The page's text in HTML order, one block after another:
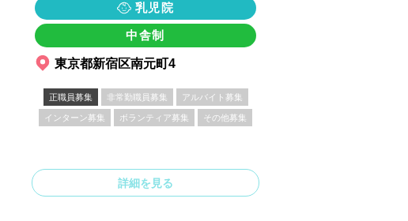
乳児院
中舎制
東京都新宿区南元町4
正職員募集 非常勤職員募集 アルバイト募集
インターン募集 ボランティア募集 その他募集
詳細を見る